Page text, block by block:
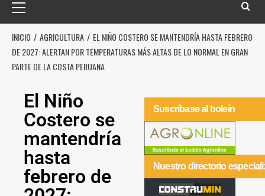
INICIO AGRICULTURA
EL NIÑO COSTERO SE MANTENDRÍA HASTA FEBRERO
DE 2027: ALERTAN POR TEMPERATURAS MÁS ALTAS DE LO NORMAL EN GRAN
PARTE DE LA COSTA PERUANA
El Niño
Costero se
mantendría
hasta
febrero de
Suscríbase al boleín
Nuestro directorio